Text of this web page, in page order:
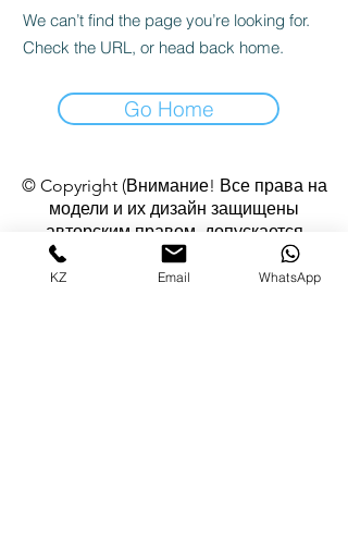
We can’t find the page you’re looking for.
Check the URL, or head back home.
Go Home
© Copyright (Внимание! Все права на
модели и их дизайн защищены
авторским правом, допускается
использование изображений изделий в
некоммерческих целях с согласия
KZ Email WhatsApp